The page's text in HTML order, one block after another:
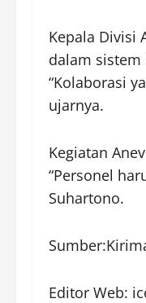
Kepala Divisi
dalam sistem
“Kolaborasi
ujarnya.
Kegiatan
“Personel
Suhartono.
Editor Web: